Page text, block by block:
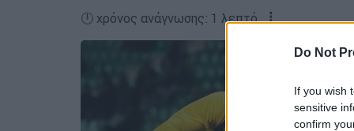
Do Not
If you wish
sensitive
confirm
🕛 χρόνος ανάγνωσης: 1 λεπτό ┋